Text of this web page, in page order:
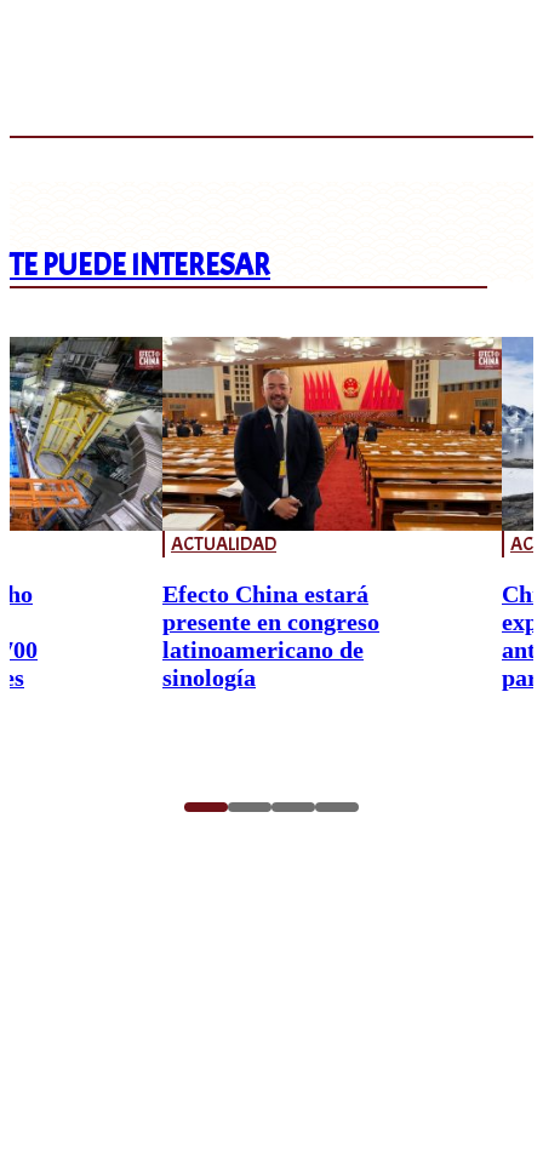
TE PUEDE INTERESAR
ACTUALIDAD
Efecto China estará
presente en congreso
latinoamericano de
sinología